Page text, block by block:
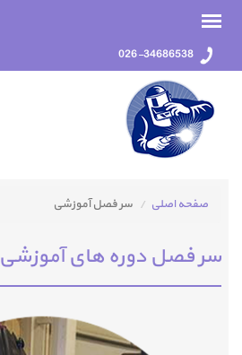
026-34686538
صفحه اصلی سر فصل آموزشی
سر فصل دوره های آموزشی